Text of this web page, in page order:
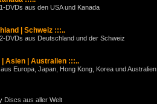
DVDs aus den USA und Kanada
| Schweiz :::..
DVDs aus Deutschland und der Schweiz
Asien | Australien :::..
Europa, Japan, Hong Kong, Korea und Australien
Discs aus aller Welt